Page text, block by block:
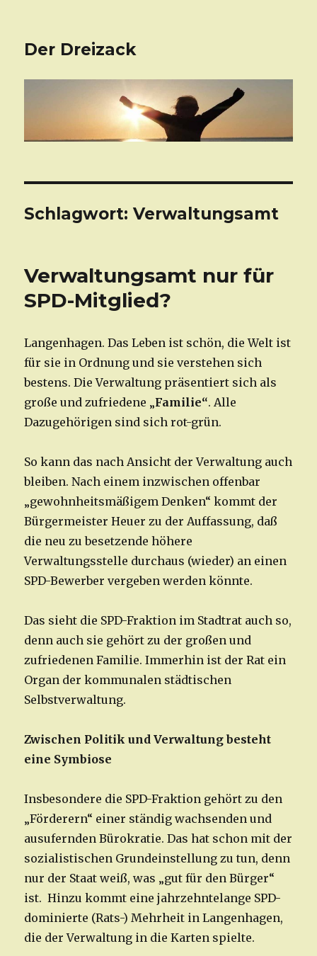
Der Dreizack
Schlagwort: Verwaltungsamt
Verwaltungsamt nur für
SPD-Mitglied?
Langenhagen. Das Leben ist schön, die Welt ist
für sie in Ordnung und sie verstehen sich
bestens. Die Verwaltung präsentiert sich als
große und zufriedene „Familie“. Alle
Dazugehörigen sind sich rot-grün.
So kann das nach Ansicht der Verwaltung auch
bleiben. Nach einem inzwischen offenbar
„gewohnheitsmäßigem Denken“ kommt der
Bürgermeister Heuer zu der Auffassung, daß
die neu zu besetzende höhere
Verwaltungsstelle durchaus (wieder) an einen
SPD-Bewerber vergeben werden könnte.
Das sieht die SPD-Fraktion im Stadtrat auch so,
denn auch sie gehört zu der großen und
zufriedenen Familie. Immerhin ist der Rat ein
Organ der kommunalen städtischen
Selbstverwaltung.
Zwischen Politik und Verwaltung besteht
eine Symbiose
Insbesondere die SPD-Fraktion gehört zu den
„Förderern“ einer ständig wachsenden und
ausufernden Bürokratie. Das hat schon mit der
sozialistischen Grundeinstellung zu tun, denn
nur der Staat weiß, was „gut für den Bürger“
ist. Hinzu kommt eine jahrzehntelange SPD-
dominierte (Rats-) Mehrheit in Langenhagen,
die der Verwaltung in die Karten spielte.